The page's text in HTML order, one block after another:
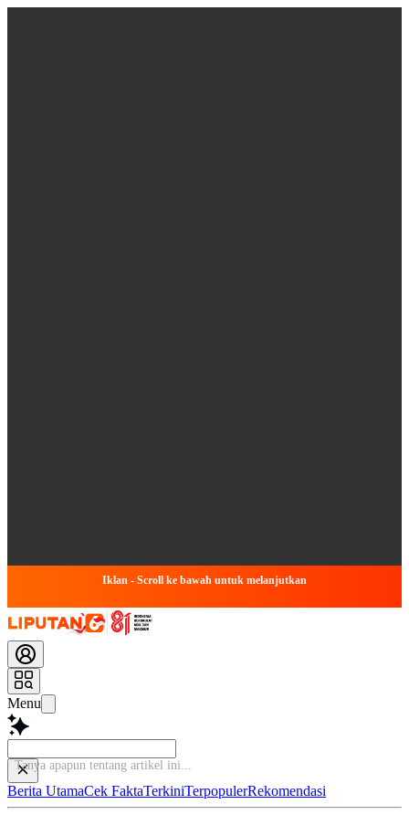
Iklan - Scroll ke bawah untuk melanjutkan
Menu
Tan
Berita UtamaCek FaktaTerkiniTerpopulerRekomendasi